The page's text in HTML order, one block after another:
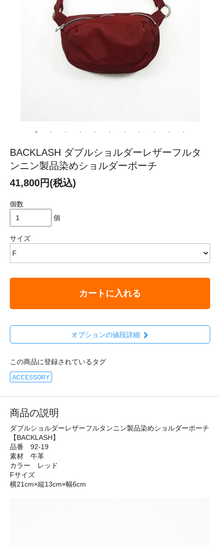
BACKLASH ダブルショルダーレザーフルタ
ンニン製品染めショルダーポーチ
41,800円(税込)
個数
個
サイズ
カートに入れる
オプションの値段詳細
この商品に登録されているタグ
ACCESSORY
商品の説明
ダブルショルダーレザーフルタンニン製品染めショルダーポーチ
【BACKLASH】
品番 92-19
素材 牛革
カラー レッド
Fサイズ
横21cm×縦13cm×幅6cm